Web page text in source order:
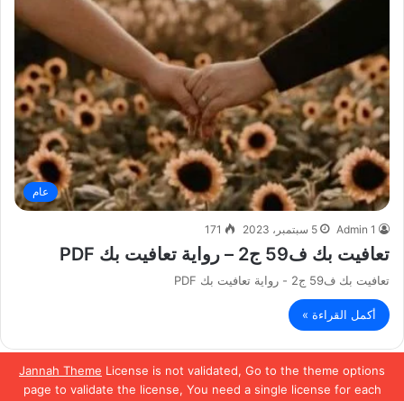
Jannah Theme License is not validated, Go to the theme options
page to validate the license, You need a single license for each
عام
Admin 1 5 سبتمبر، 2023 171
تعافيت بك ف59 ج2 – رواية تعافيت بك PDF
تعافيت بك ف59 ج2 - رواية تعافيت بك PDF
أكمل القراءة »
الصفحة السابقة الصفحة التالية